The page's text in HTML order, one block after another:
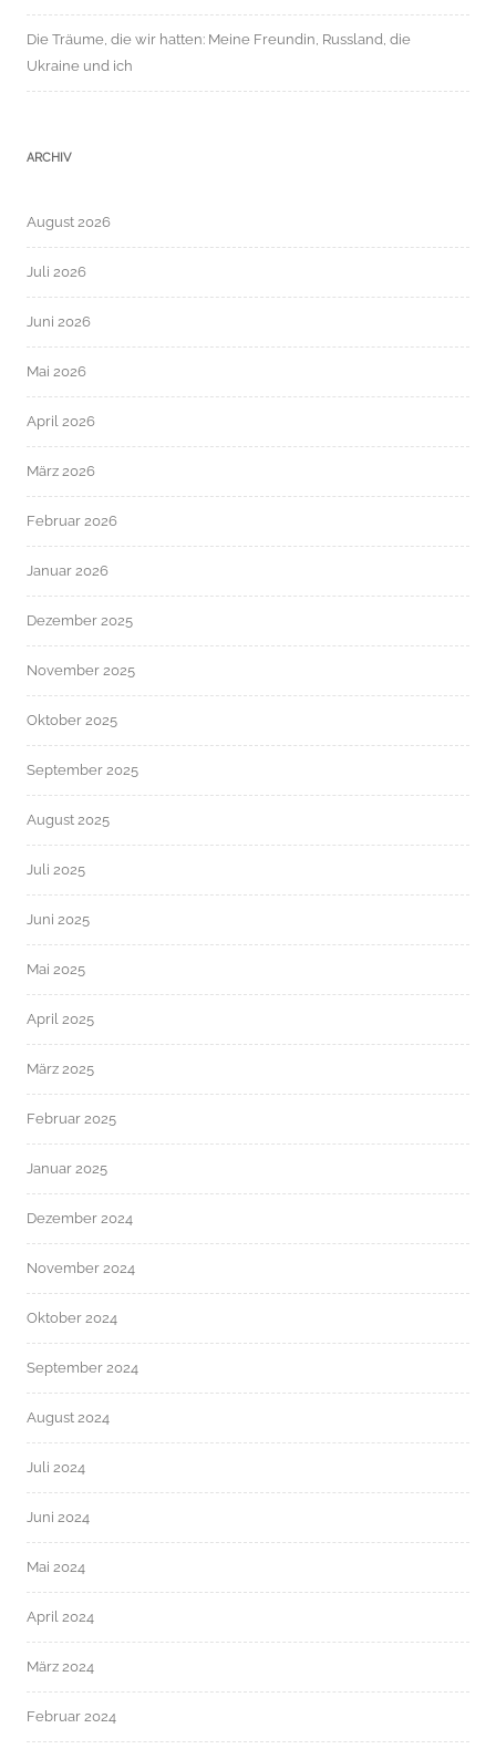
Die Träume, die wir hatten: Meine Freundin, Russland, die
Ukraine und ich
ARCHIV
August 2026
Juli 2026
Juni 2026
Mai 2026
April 2026
März 2026
Februar 2026
Januar 2026
Dezember 2025
November 2025
Oktober 2025
September 2025
August 2025
Juli 2025
Juni 2025
Mai 2025
April 2025
März 2025
Februar 2025
Januar 2025
Dezember 2024
November 2024
Oktober 2024
September 2024
August 2024
Juli 2024
Juni 2024
Mai 2024
April 2024
März 2024
Februar 2024